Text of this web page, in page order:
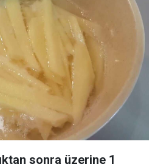
sonra üzerine 1